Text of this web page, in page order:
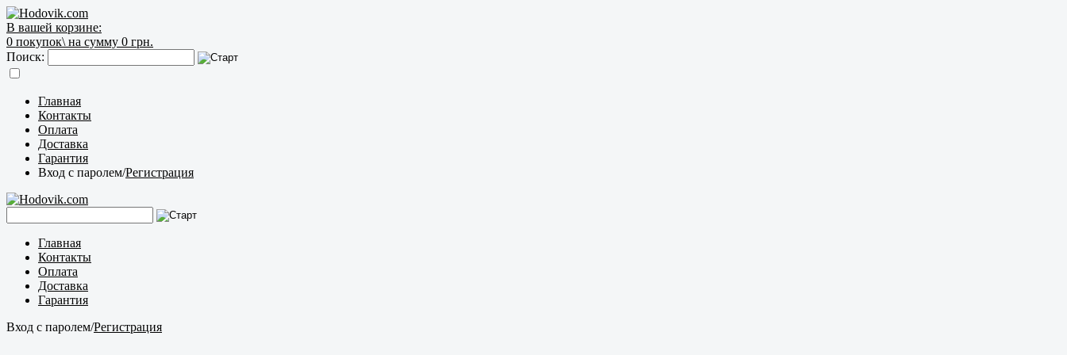
В вашей корзине:
0 покупок\ на сумму 0 грн.
Поиск:
Главная
Контакты
Оплата
Доставка
Гарантия
Вход с паролем/Регистрация
Главная
Контакты
Оплата
Доставка
Гарантия
Вход с паролем/Регистрация